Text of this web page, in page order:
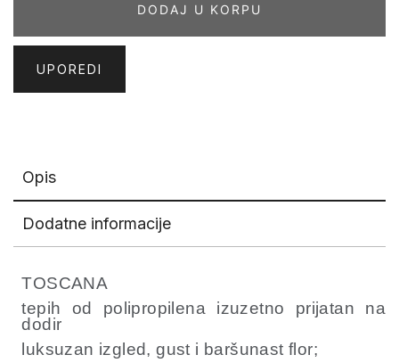
DODAJ U KORPU
UPOREDI
Opis
Dodatne informacije
TOSCANA
tepih od polipropilena izuzetno prijatan na
dodir
luksuzan izgled, gust i baršunast flor;